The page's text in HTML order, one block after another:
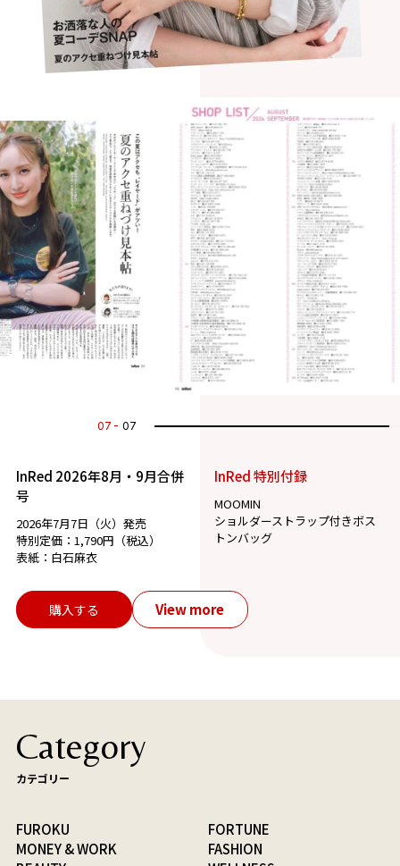
07 07
InRed 2026年8月・9月合併
号
2026年7月7日（火）発売
特別定価：1,790円（税込）
表紙：白石麻衣
InRed 特別付録
MOOMIN
ショルダーストラップ付きボス
トンバッグ
購入する View more
Category
カテゴリー
FUROKU
FORTUNE
MONEY & WORK
FASHION